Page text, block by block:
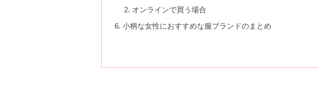
オンラインで買う場合
小柄な女性におすすめな服ブランドのまとめ